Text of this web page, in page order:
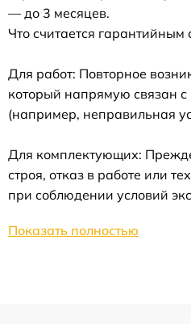
— до 3 месяцев.
Что считается гарантийным
Для работ: Повторное
который напрямую связан
(например, неправильная
Для комплектующих:
строя, отказ в работе или
при соблюдении условий
Показать полностью